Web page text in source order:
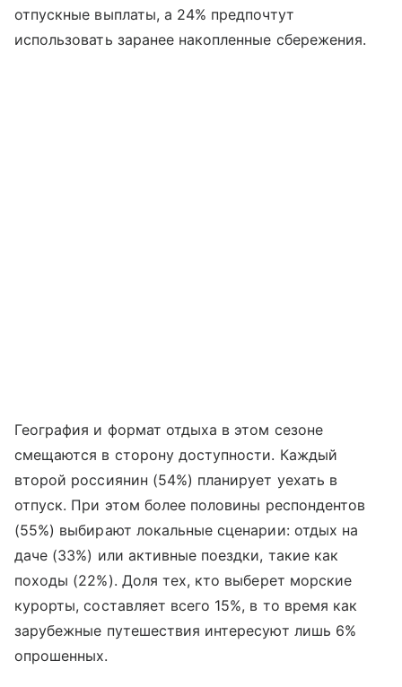
отпускные выплаты, а 24% предпочтут
использовать заранее накопленные сбережения.
География и формат отдыха в этом сезоне
смещаются в сторону доступности. Каждый
второй россиянин (54%) планирует уехать в
отпуск. При этом более половины респондентов
(55%) выбирают локальные сценарии: отдых на
даче (33%) или активные поездки, такие как
походы (22%). Доля тех, кто выберет морские
курорты, составляет всего 15%, в то время как
зарубежные путешествия интересуют лишь 6%
опрошенных.